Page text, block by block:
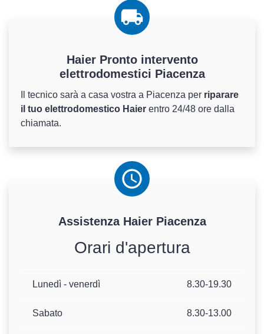
Haier Pronto intervento
elettrodomestici Piacenza
Il tecnico sarà a casa vostra a Piacenza per riparare
il tuo elettrodomestico Haier entro 24/48 ore dalla
chiamata.
Assistenza HaierPiacenza
Orari d'apertura
Lunedì - venerdì 8.30-19.30
Sabato 8.30-13.00